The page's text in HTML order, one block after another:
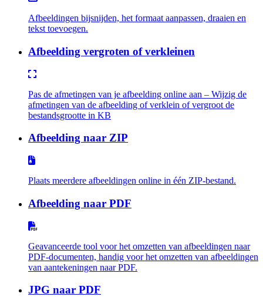
Afbeeldingen bijsnijden, het formaat aanpassen, draaien en
tekst toevoegen.
Afbeelding vergroten of verkleinen
Pas de afmetingen van je afbeelding online aan – Wijzig de
afmetingen van de afbeelding of verklein of vergroot de
bestandsgrootte in KB
Afbeelding naar ZIP
Plaats meerdere afbeeldingen online in één ZIP-bestand.
Afbeelding naar PDF
Geavanceerde tool voor het omzetten van afbeeldingen naar
PDF-documenten, handig voor het omzetten van afbeeldingen
van aantekeningen naar PDF.
JPG naar PDF